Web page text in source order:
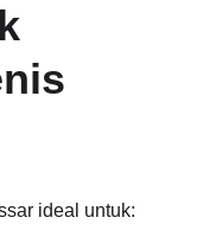
ideal untuk: